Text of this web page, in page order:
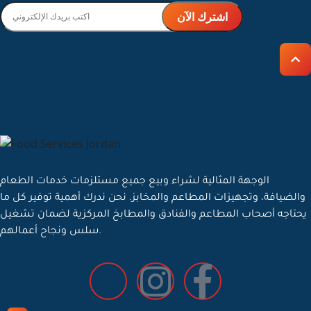
قطع غيار ماكنات قهوة
خدمات الصيانة و تركيب واستشارات
فلاتر المياه ومحطات التحلية
مواد تنظيف وتعقيم ومعداتها
مستلزمات انتاج مخبوزات وحلويات
مخبوزات جاهزة
تزويد طعام للمطاعم
لحوم ودواجن
تسجيل
الوجهة المثالية لشراء وبيع جميع مستلزمات خدمات الطعام
والضيافة، وتجهيزات المطاعم والمخابز. نحن ندرك أهمية توفير كل ما
يحتاجه أصحاب المطاعم والفنادق والمطابخ المركزية لضمان تشغيل
سلس ونجاح أعمالهم.